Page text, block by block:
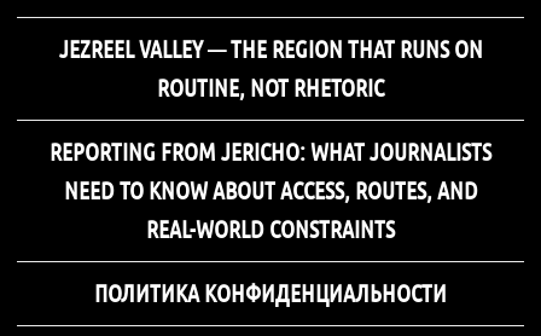
JEZREEL VALLEY — THE REGION THAT RUNS ON
ROUTINE, NOT RHETORIC
REPORTING FROM JERICHO: WHAT JOURNALISTS
NEED TO KNOW ABOUT ACCESS, ROUTES, AND
REAL-WORLD CONSTRAINTS
ПОЛИТИКА КОНФИДЕНЦИАЛЬНОСТИ